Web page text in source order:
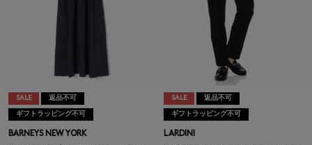
SALE 返品不可
ギフトラッピング不可
BARNEYS NEW YORK
SALE 返品不可
ギフトラッピング不可
LARDINI